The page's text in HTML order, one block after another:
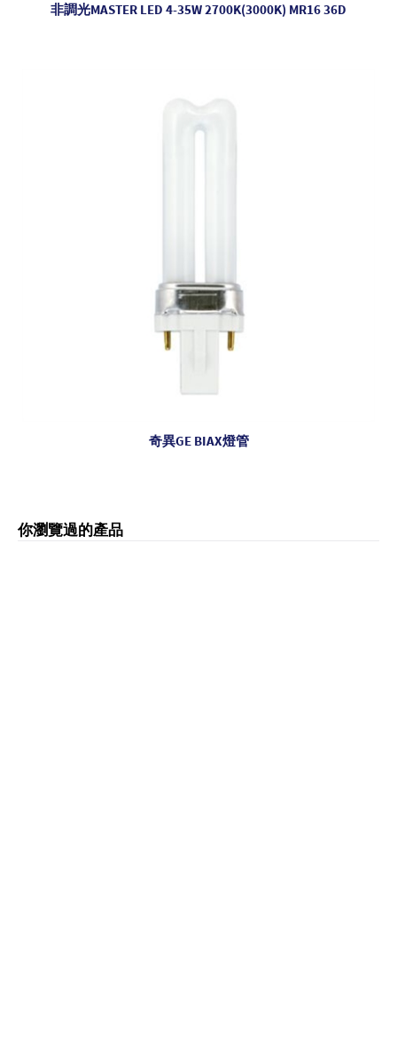
非調光MASTER LED 4-35W 2700K(3000K) MR16 36D
奇異GE BIAX燈管
你瀏覽過的產品